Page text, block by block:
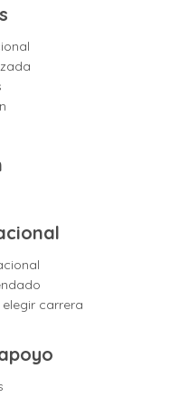
carrera